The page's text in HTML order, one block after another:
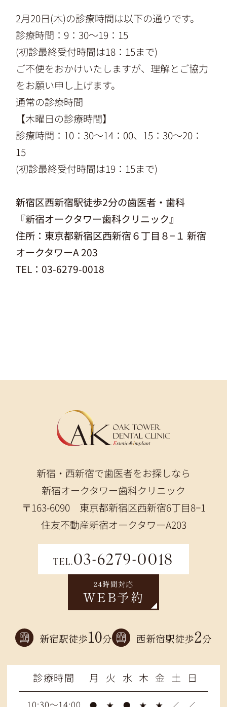
2月20日(木)の診療時間は以下の通りです。
診療時間：9：30〜19：15
(初診最終受付時間は18：15まで)
ご不便をおかけいたしますが、理解とご協力
をお願い申し上げます。
通常の診療時間
【木曜日の診療時間】
診療時間：10：30〜14：00、15：30～20：
15
(初診最終受付時間は19：15まで)
新宿区西新宿駅徒歩2分の歯医者・歯科
『新宿オークタワー歯科クリニック』
住所： 東京都新宿区西新宿６丁目８−１ 新宿
オークタワーA 203
TEL：03-6279-0018
新宿・西新宿で歯医者をお探しなら
新宿オークタワー歯科クリニック
〒163-6090 東京都新宿区西新宿6丁目8−1
住友不動産新宿オークタワーA203
TEL.03-6279-0018
24時間対応
WEB予約
新宿駅徒歩10分 西新宿駅徒歩2分
診療時間 月 火 水 木 金 土 日
● ★ ● ★ ★ ／ ／